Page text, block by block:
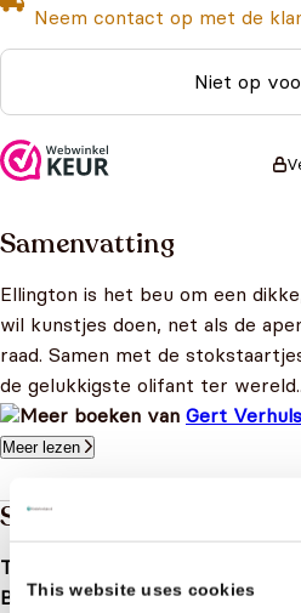
This website uses cookies
Neem contact op met de
Niet op
Samenvatting
Ellington is het beu om een
wil kunstjes doen, net als de
raad. Samen met de
de gelukkigste olifant ter
Meer boeken van Gert
Meer lezen
Specificaties
Taal
BindwijzeHardcover